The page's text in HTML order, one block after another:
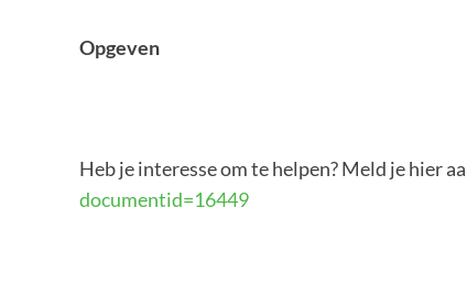
Opgeven
Heb je interesse om te helpen? Meld je hier
documentid=16449